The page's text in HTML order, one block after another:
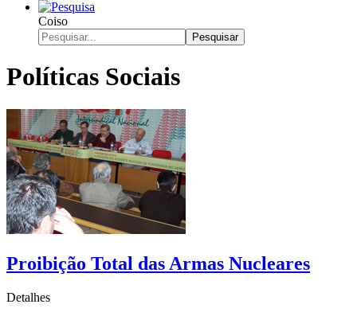
Coiso
Pesquisar
Políticas Sociais
Proibição Total das Armas Nucleares
Detalhes